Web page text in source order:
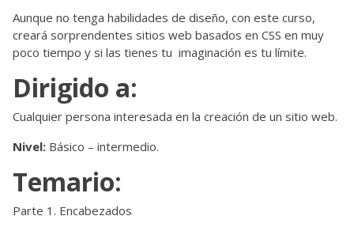
Aunque no tenga habilidades de diseño, con este curso,
creará sorprendentes sitios web basados en CSS en muy
poco tiempo y si las tienes tu imaginación es tu límite.
Dirigido a:
Cualquier persona interesada en la creación de un sitio web.
Nivel: Básico – intermedio.
Temario:
Parte 1. Encabezados